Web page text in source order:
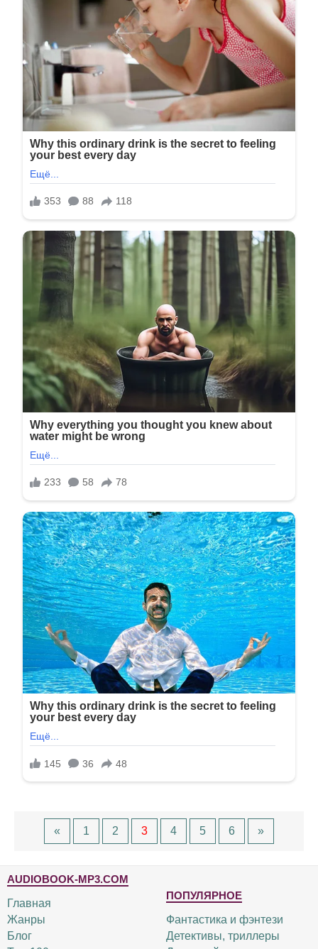
« 1 2 3 4 5 6 »
AUDIOBOOK-MP3.COM
Главная
Жанры
Блог
ПОПУЛЯРНОЕ
Фантастика и фэнтези
Детективы, триллеры